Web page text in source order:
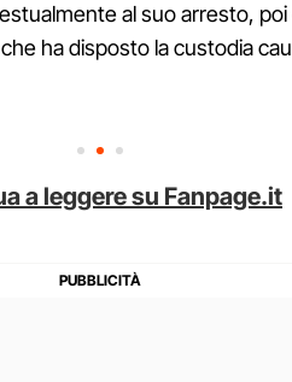
al suo arresto, poi
ha disposto la custodia
a leggere su Fanpage.it